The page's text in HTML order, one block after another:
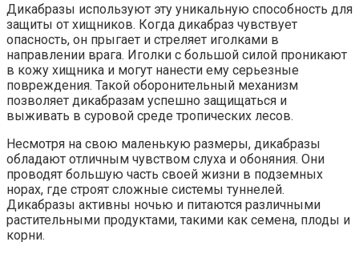
Дикабразы используют эту уникальную способность для
защиты от хищников. Когда дикабраз чувствует
опасность, он прыгает и стреляет иголками в
направлении врага. Иголки с большой силой проникают
в кожу хищника и могут нанести ему серьезные
повреждения. Такой оборонительный механизм
позволяет дикабразам успешно защищаться и
выживать в суровой среде тропических лесов.
Несмотря на свою маленькую размеры, дикабразы
обладают отличным чувством слуха и обоняния. Они
проводят большую часть своей жизни в подземных
норах, где строят сложные системы туннелей.
Дикабразы активны ночью и питаются различными
растительными продуктами, такими как семена, плоды и
корни.